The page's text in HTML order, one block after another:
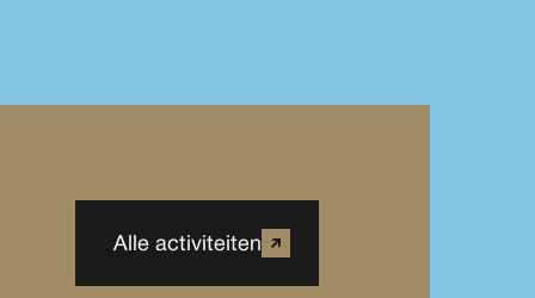
Alle activiteiten